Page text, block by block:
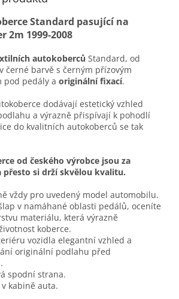
Standard pasující na
2m 1999-2008
autokoberců Standard, od
černé barvě s černým přízovým
pod pedály a originální fixací.
dodávají estetický vzhled
a výrazně přispívají k pohodlí
do kvalitních autokoberců se tak
od českého výrobce jsou za
přesto si drží skvělou kvalitu.
vždy pro uvedený model automobilu.
v namáhané oblasti pedálů, oceníte
materiálu, která výrazně
koberce.
vozidla elegantní vzhled a
originální podlahu před
spodní strana.
kabině auta.